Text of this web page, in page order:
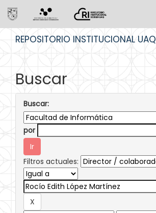
REPOSITORIO INSTITUCIONAL UAQ
Buscar
Buscar:
por
Filtros actuales: